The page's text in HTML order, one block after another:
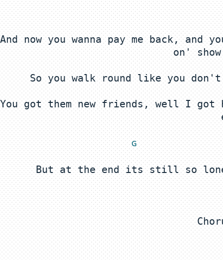
And now you wanna pay me back, and
You got them new friends, well I got
G